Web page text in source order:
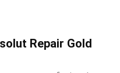
Repair Gold